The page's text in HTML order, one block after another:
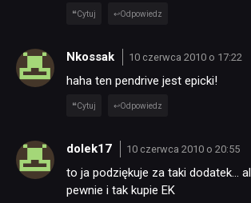
Cytuj Odpowiedz
Nkossak 10 czerwca 2010 o 17:22
haha ten pendrive jest epicki!
Cytuj Odpowiedz
dolek17 10 czerwca 2010 o 20:55
to ja podziękuje za taki dodatek…
pewnie i tak kupie EK